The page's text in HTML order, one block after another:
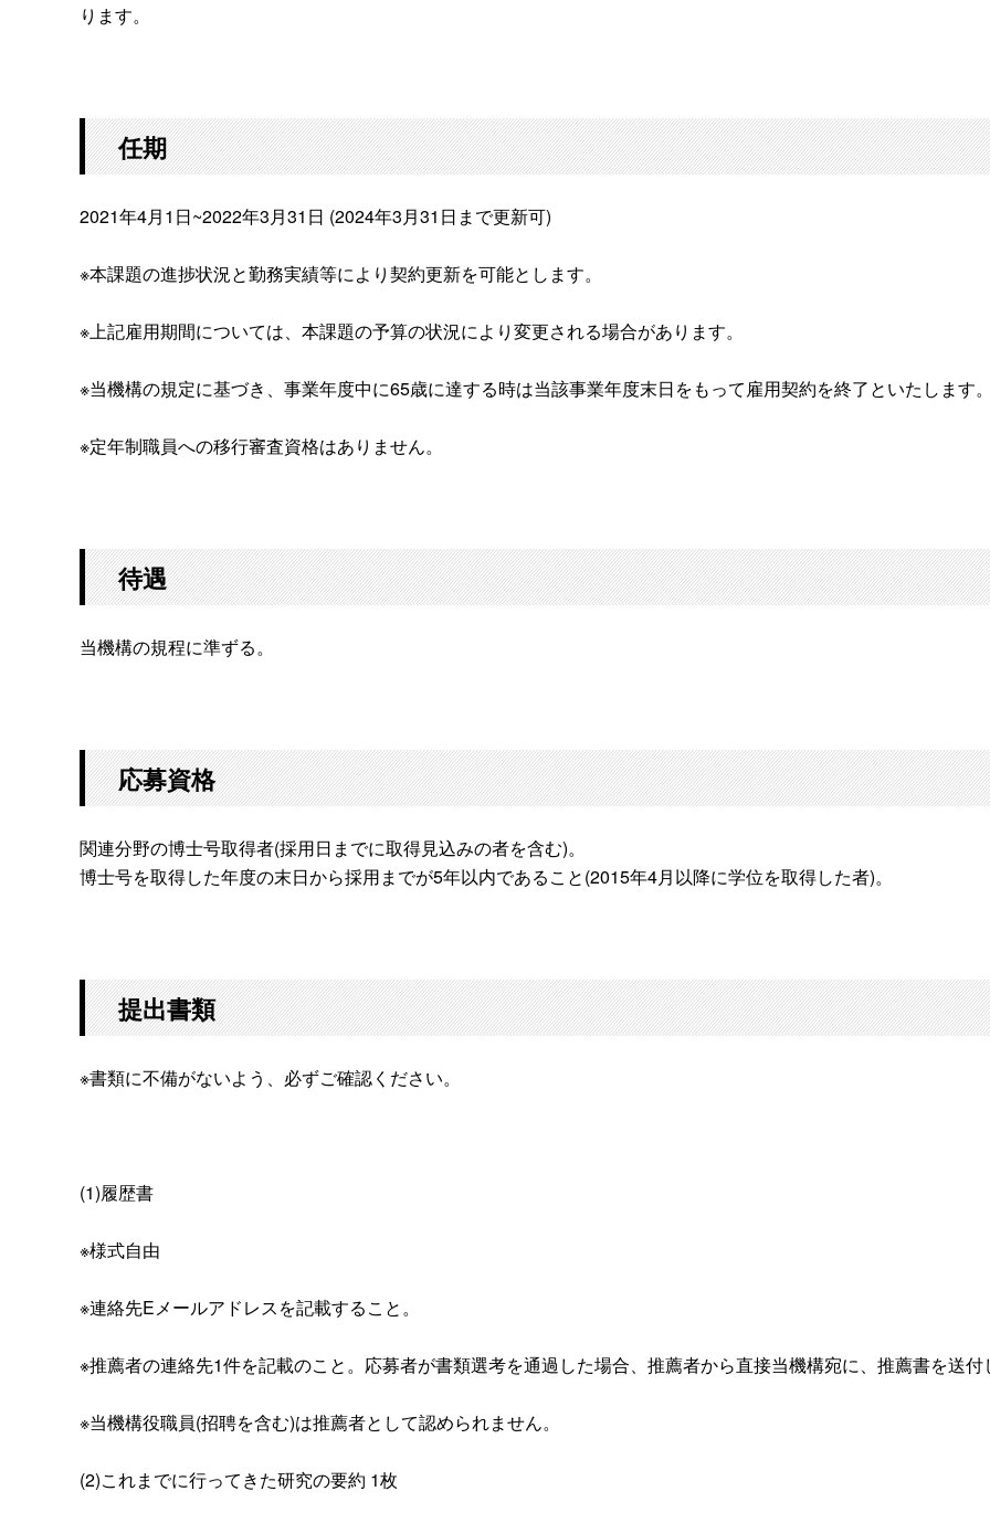
ります。
任期
2021年4月1日~2022年3月31日 (2024年3月31日まで更新可)
※本課題の進捗状況と勤務実績等により契約更新を可能とします。
※上記雇用期間については、本課題の予算の状況により変更される場合があります。
※当機構の規定に基づき、事業年度中に65歳に達する時は当該事業年度末日をもって雇用契約を終了といたします
※定年制職員への移行審査資格はありません。
待遇
当機構の規程に準ずる。
応募資格
関連分野の博士号取得者(採用日までに取得見込みの者を含む)。
博士号を取得した年度の末日から採用までが5年以内であること(2015年4月以降に学位を取得した者)。
提出書類
※書類に不備がないよう、必ずご確認ください。
(1)履歴書
※様式自由
※連絡先Eメールアドレスを記載すること。
※推薦者の連絡先1件を記載のこと。応募者が書類選考を通過した場合、推薦者から直接当機構宛に、推薦書を送付
※当機構役職員(招聘を含む)は推薦者として認められません。
(2)これまでに行ってきた研究の要約 1枚